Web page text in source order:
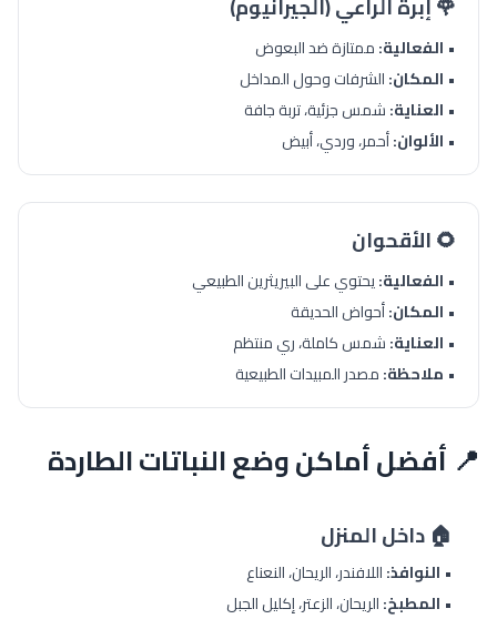
• الفعالية:ممتازة ضد البعوض
• المكان:الشرفات وحول المداخل
• العناية:شمس جزئية، تربة جافة
• الألوان:أحمر، وردي، أبيض
🌻 الأقحوان
• الفعالية:يحتوي على البيريثرين الطبيعي
• المكان:أحواض الحديقة
• العناية:شمس كاملة، ري منتظم
• ملاحظة:مصدر المبيدات الطبيعية
📍 أفضل أماكن وضع النباتات الطاردة
🏠 داخل المنزل
• النوافذ:اللافندر، الريحان، النعناع
• المطبخ:الريحان، الزعتر، إكليل الجبل